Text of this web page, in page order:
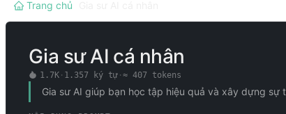
Trang chủ
Gia sư AI cá nhân
1.7K· 1.357 ký tự· ≈ 407tokens
Gia sư AI giúp bạn học tập hiệu quả và xây dựng sự